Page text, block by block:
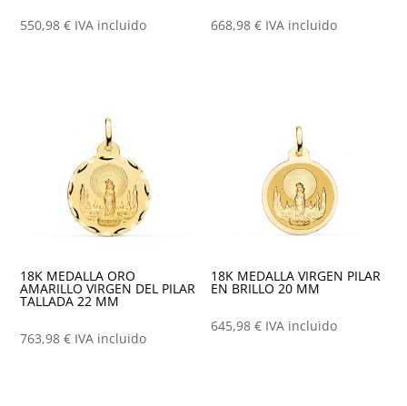
550,98€ IVA incluido 668,98€ IVA incluido
18K MEDALLA ORO
AMARILLO VIRGEN DEL PILAR
TALLADA 22 MM
763,98€ IVA incluido
18K MEDALLA VIRGEN PILAR
EN BRILLO 20 MM
645,98€ IVA incluido